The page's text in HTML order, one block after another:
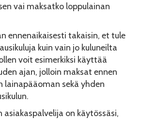
vai maksatko loppulainan
ennenaikaisesti takaisin, et tule
kuin vain jo kuluneilta
voit esimerkiksi käyttää
ajan, jolloin maksat ennen
lainapääoman sekä yhden
on käytössäsi,